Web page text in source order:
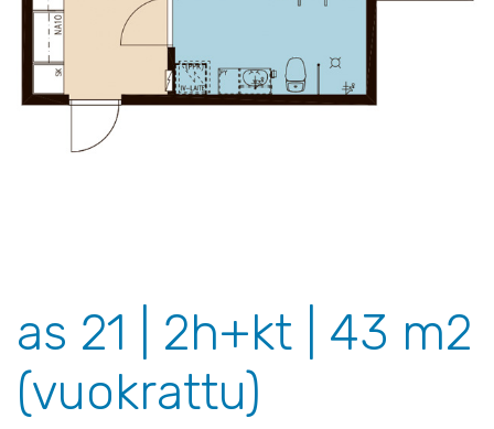
as 21 | 2h+kt | 43 m2
(vuokrattu)